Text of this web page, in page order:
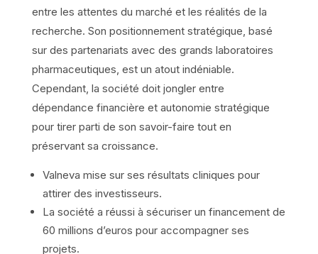
entre les attentes du marché et les réalités de la
recherche. Son positionnement stratégique, basé
sur des partenariats avec des grands laboratoires
pharmaceutiques, est un atout indéniable.
Cependant, la société doit jongler entre
dépendance financière et autonomie stratégique
pour tirer parti de son savoir-faire tout en
préservant sa croissance.
Valneva mise sur ses résultats cliniques pour
attirer des investisseurs.
La société a réussi à sécuriser un financement de
60 millions d’euros pour accompagner ses
projets.